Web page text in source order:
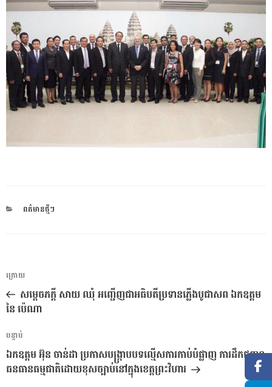
CATEGORIES
ពត៌មានថ្មីៗ
ការ​
នាំទិស​
ប្រកាស
អត្ថបទ
មុន
ក្រោយ
សម្ដេចភក្ដី សាយ ឈុំ អញ្ជើញជាអធិបតីប្រទានភ្លើងបូជាសព ឯកឧត្តម
នៃ ប៉េណា
អត្ថបទ
បន្ទាប់
បន្ទាប់
ឯកឧត្តម អ៊ុន ចាន់ដា ប្រកាសបង្រ្កាបបទល្មើសការកាប់បំផ្លាញ ការដឹកជញ្ជូន
ធនធានធម្មជាតិដោយខុសច្បាប់នៅក្នុងខេត្តព្រះវិហារ